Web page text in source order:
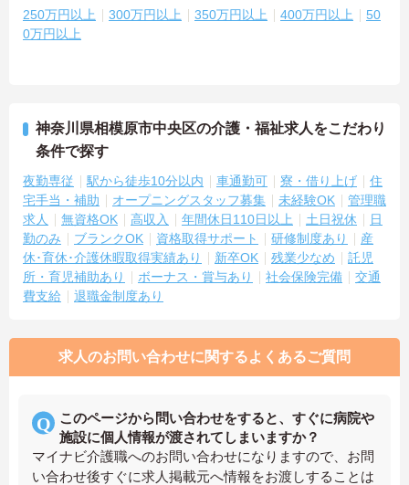
250万円以上 300万円以上 350万円以上 400万円以上
50
0万円以上
神奈川県相模原市中央区の介護・福祉求人をこだわり
条件で探す
夜勤専従 駅から徒歩10分以内 車通勤可 寮・借り上げ
住
宅手当・補助
オープニングスタッフ募集 未経験OK
管理職
求人
無資格OK 高収入 年間休日110日以上 土日祝休
日
勤のみ
ブランクOK 資格取得サポート 研修制度あり
産
休･育休･介護休暇取得実績あり
新卒OK 残業少なめ
託児
所・育児補助あり
ボーナス・賞与あり 社会保険完備
交通
費支給
退職金制度あり
求人のお問い合わせに関するよくあるご質問
このページから問い合わせをすると、すぐに病院や
施設に個人情報が渡されてしまいますか？
マイナビ介護職へのお問い合わせになりますので、お問
い合わせ後すぐに求人掲載元へ情報をお渡しすることは